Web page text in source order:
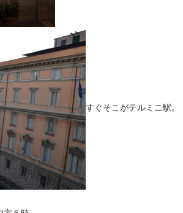
すぐそこがテルミニ駅。